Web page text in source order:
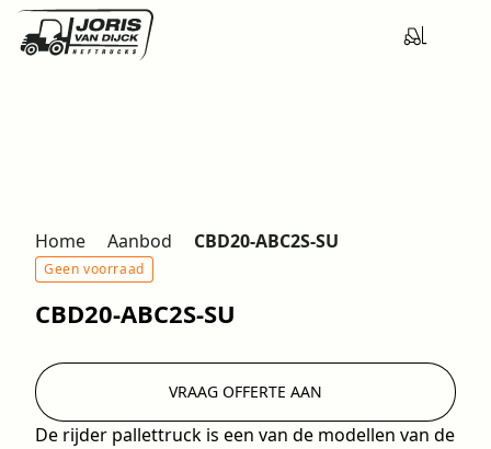
Home Aanbod CBD20-ABC2S-SU
Geen voorraad
CBD20-ABC2S-SU
De rijder pallettruck is een van de modellen van de
VRAAG OFFERTE AAN